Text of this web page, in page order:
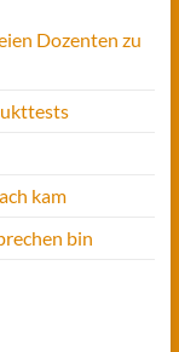
Dozenten zu
kam
bin